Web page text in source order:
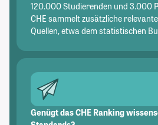
120.000 Studierenden und 3.000
CHE sammelt zusätzliche
Quellen, etwa dem statistischen
Genügt das CHE Ranking